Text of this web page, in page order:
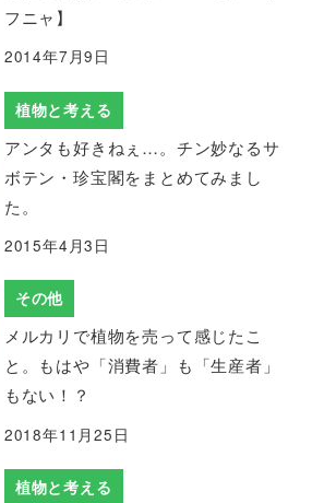
フニャ】
2014年7月9日
植物と考える
アンタも好きねぇ…。チン妙なるサ
ボテン・珍宝閣をまとめてみまし
た。
2015年4月3日
その他
メルカリで植物を売って感じたこ
と。もはや「消費者」も「生産者」
もない！？
2018年11月25日
植物と考える